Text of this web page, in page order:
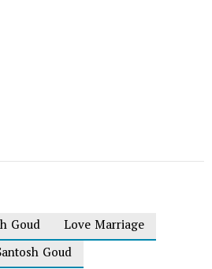
Goud
Love Marriage
Goud